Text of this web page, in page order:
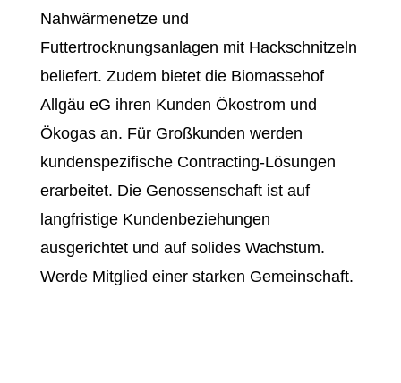
Nahwärmenetze und
Futtertrocknungsanlagen mit Hackschnitzeln
beliefert. Zudem bietet die Biomassehof
Allgäu eG ihren Kunden Ökostrom und
Ökogas an. Für Großkunden werden
kundenspezifische Contracting-Lösungen
erarbeitet. Die Genossenschaft ist auf
langfristige Kundenbeziehungen
ausgerichtet und auf solides Wachstum.
Werde Mitglied einer starken Gemeinschaft.